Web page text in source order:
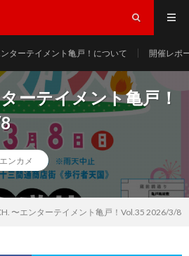
ターテイメント亀戸！について 開催レポ
ーテイメント亀戸！
エンカメ
〜エンターテイメント亀戸！Vol.35 2026/3/8